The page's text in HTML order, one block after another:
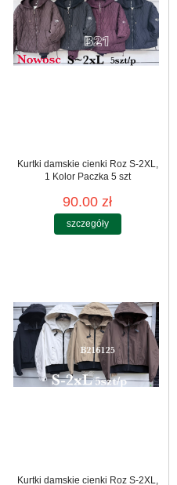
Kurtki damskie cienki Roz S-2XL,
1 Kolor Paczka 5 szt
90.00 zł
szczegóły
Kurtki damskie cienki Roz S-2XL,